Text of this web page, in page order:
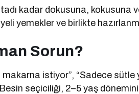
kadar dokusuna, kokusuna
yemekler ve birlikte
Sorun?
makarna istiyor”, “Sadece sütle
seçiciliği, 2–5 yaş